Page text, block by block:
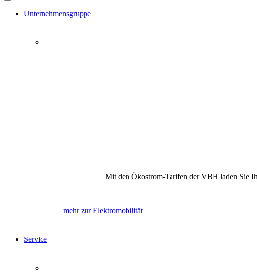
Unternehmensgruppe
Mit den Ökostrom-Tarifen der VBH laden Sie
mehr zur Elektromobilität
Service